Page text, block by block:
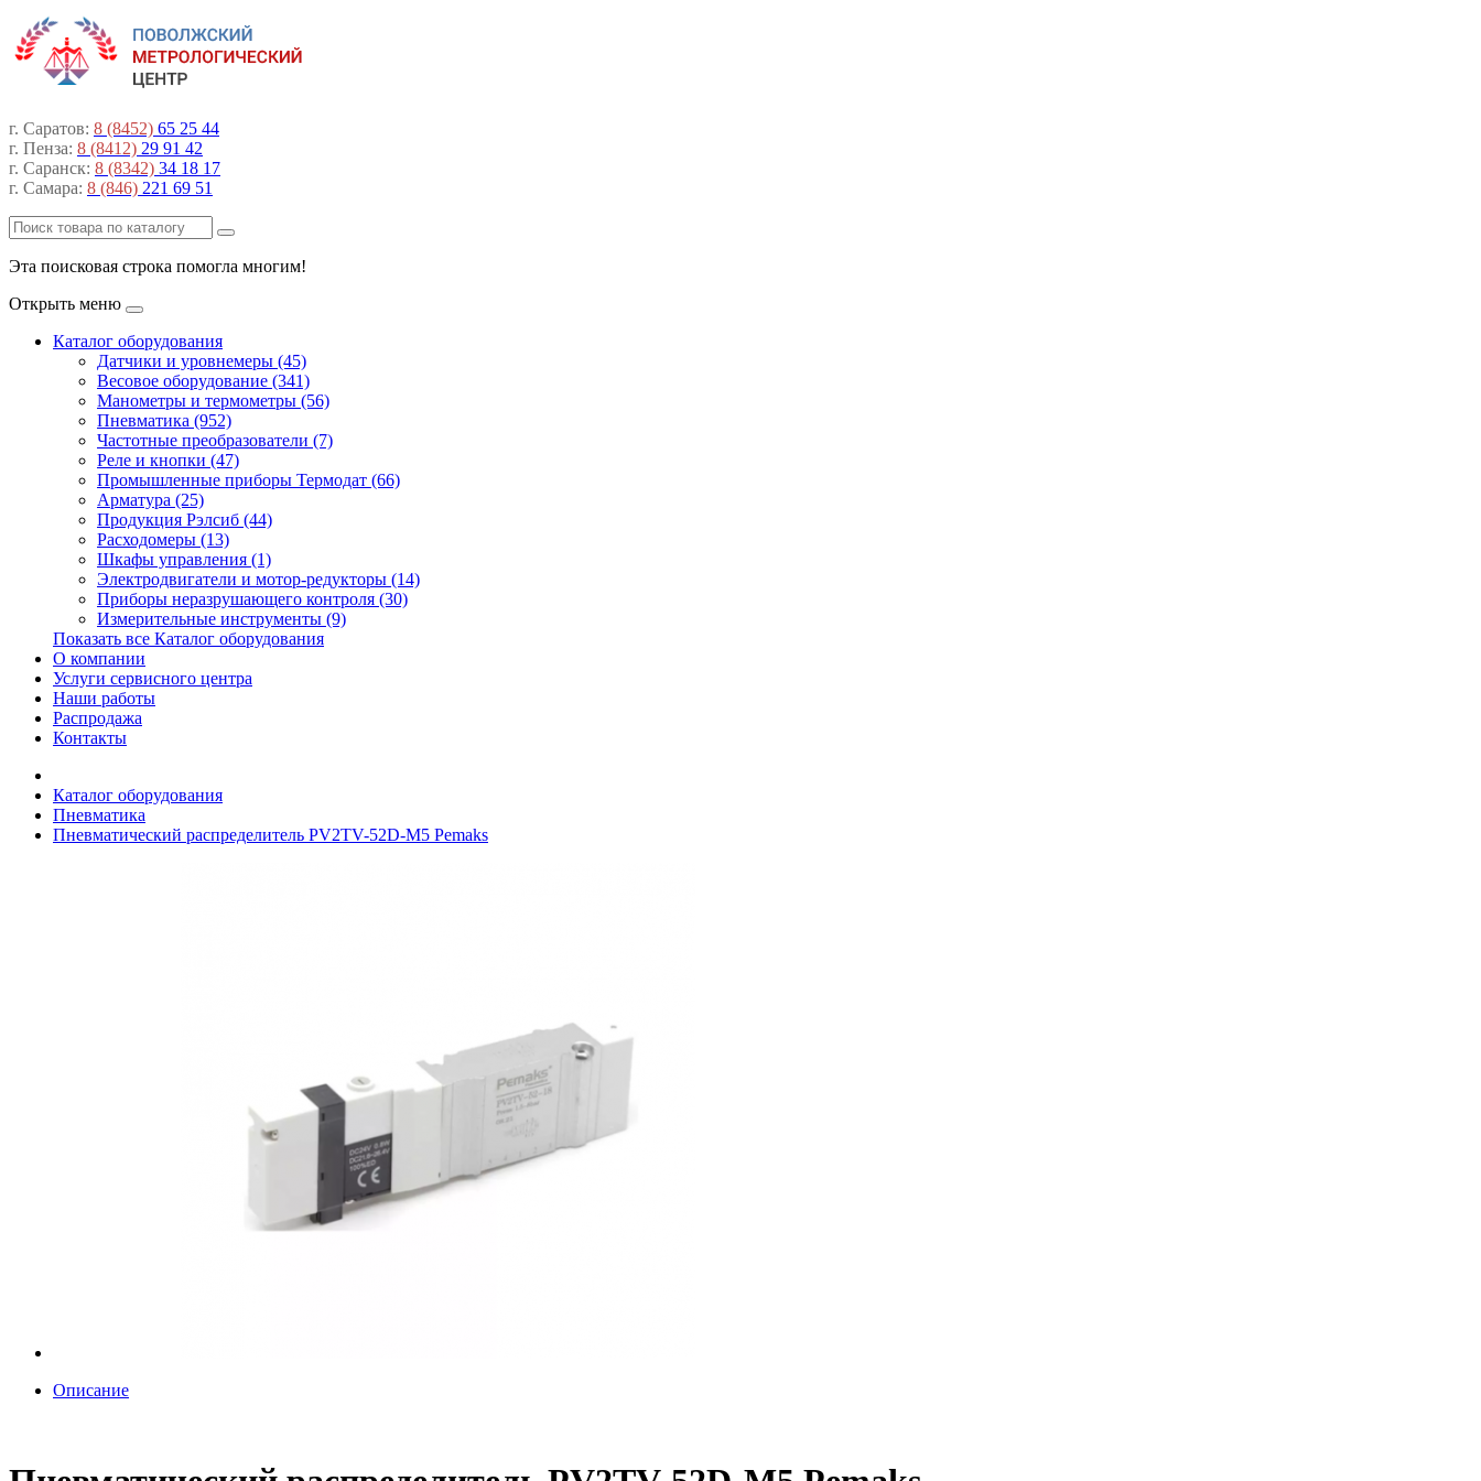
г. Саратов: 8 (8452) 65 25 44
г. Пенза: 8 (8412) 29 91 42
г. Саранск: 8 (8342) 34 18 17
г. Самара: 8 (846) 221 69 51
Эта поисковая строка помогла многим!
Открыть меню
Каталог оборудования
Датчики и уровнемеры (45)
Весовое оборудование (341)
Манометры и термометры (56)
Пневматика (952)
Частотные преобразователи (7)
Реле и кнопки (47)
Промышленные приборы Термодат (66)
Арматура (25)
Продукция Рэлсиб (44)
Расходомеры (13)
Шкафы управления (1)
Электродвигатели и мотор-редукторы (14)
Приборы неразрушающего контроля (30)
Измерительные инструменты (9)
Показать все Каталог оборудования
О компании
Услуги сервисного центра
Наши работы
Распродажа
Контакты
Каталог оборудования
Пневматика
Пневматический распределитель PV2TV-52D-M5 Pemaks
Описание